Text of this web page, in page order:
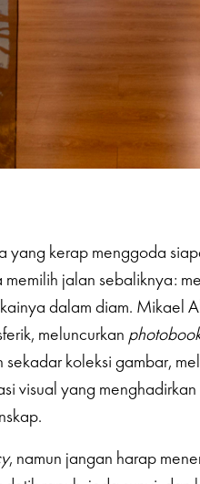
yang kerap menggoda
memilih jalan sebaliknya:
dalam diam. Mikael
meluncurkan
sekadar koleksi gambar,
visual yang
, namun jangan harap